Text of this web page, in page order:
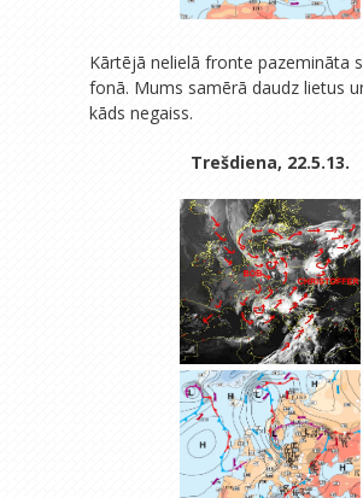
Kārtējā nelielā fronte pazemināta
fonā. Mums samērā daudz lietus
kāds negaiss.
Trešdiena, 22.5.13.